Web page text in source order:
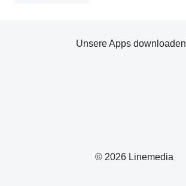
© 2026 Linemedia
Unsere Apps downloaden